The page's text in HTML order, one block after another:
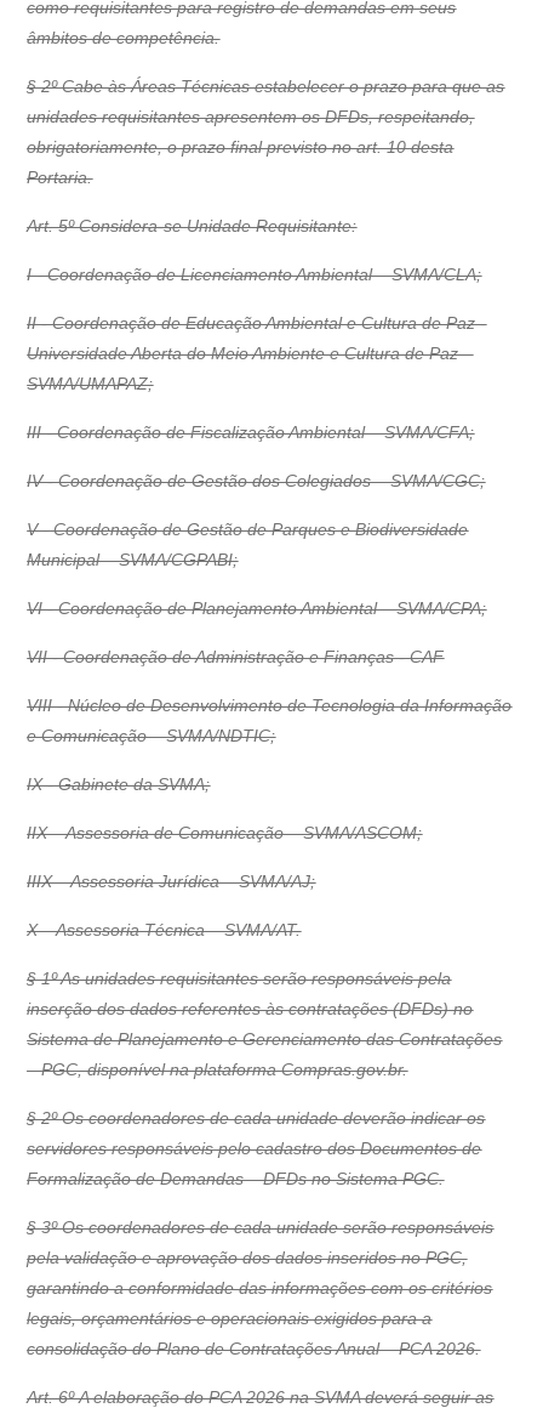
como requisitantes para registro de demandas em seus
âmbitos de competência.
§ 2º Cabe às Áreas Técnicas estabelecer o prazo para que as
unidades requisitantes apresentem os DFDs, respeitando,
obrigatoriamente, o prazo final previsto no art. 10 desta
Portaria.
Art. 5º Considera-se Unidade Requisitante:
I - Coordenação de Licenciamento Ambiental – SVMA/CLA;
II - Coordenação de Educação Ambiental e Cultura de Paz -
Universidade Aberta do Meio Ambiente e Cultura de Paz –
SVMA/UMAPAZ;
III - Coordenação de Fiscalização Ambiental – SVMA/CFA;
IV - Coordenação de Gestão dos Colegiados – SVMA/CGC;
V - Coordenação de Gestão de Parques e Biodiversidade
Municipal – SVMA/CGPABI;
VI - Coordenação de Planejamento Ambiental – SVMA/CPA;
VII - Coordenação de Administração e Finanças - CAF
VIII - Núcleo de Desenvolvimento de Tecnologia da Informação
e Comunicação – SVMA/NDTIC;
IX - Gabinete da SVMA;
IIX – Assessoria de Comunicação – SVMA/ASCOM;
IIIX – Assessoria Jurídica – SVMA/AJ;
X – Assessoria Técnica – SVMA/AT.
§ 1º As unidades requisitantes serão responsáveis pela
inserção dos dados referentes às contratações (DFDs) no
Sistema de Planejamento e Gerenciamento das Contratações
– PGC, disponível na plataforma Compras.gov.br.
§ 2º Os coordenadores de cada unidade deverão indicar os
servidores responsáveis pelo cadastro dos Documentos de
Formalização de Demandas – DFDs no Sistema PGC.
§ 3º Os coordenadores de cada unidade serão responsáveis
pela validação e aprovação dos dados inseridos no PGC,
garantindo a conformidade das informações com os critérios
legais, orçamentários e operacionais exigidos para a
consolidação do Plano de Contratações Anual – PCA 2026.
Art. 6º A elaboração do PCA 2026 na SVMA deverá seguir as